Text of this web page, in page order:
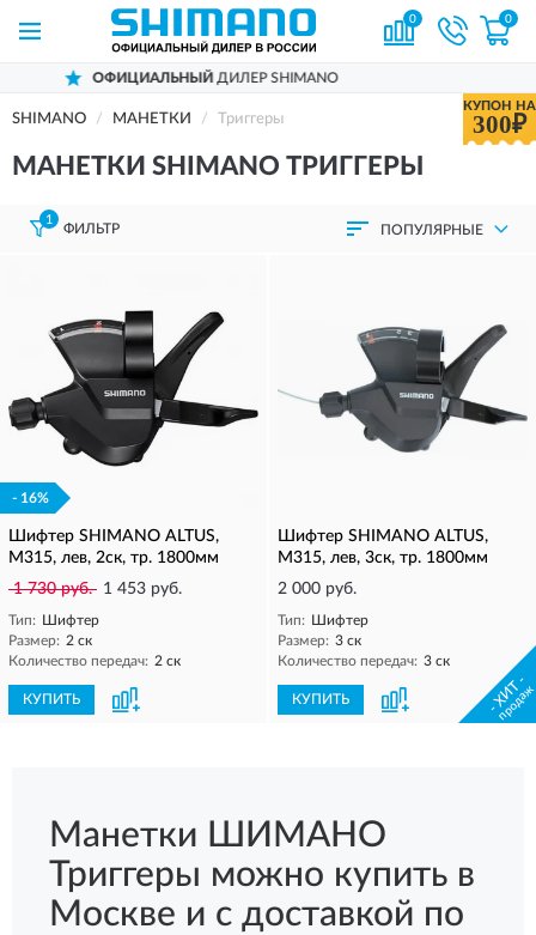
0 0
ОФИЦИАЛЬНЫЙДИЛЕР SHIMANO
КУПОН НА
300₽
SHIMANO МАНЕТКИ Триггеры
МАНЕТКИ SHIMANO ТРИГГЕРЫ
1
ФИЛЬТР ПОПУЛЯРНЫЕ
- 16%
Шифтер SHIMANO ALTUS,
M315, лев, 2ск, тр. 1800мм
1 730 руб. 1 453 руб.
Тип: Шифтер
Размер: 2 ск
Количество передач: 2 ск
КУПИТЬ
Шифтер SHIMANO ALTUS,
M315, лев, 3ск, тр. 1800мм
2 000 руб.
Тип: Шифтер
Размер: 3 ск
Количество передач: 3 ск
КУПИТЬ - ХИТ -
продаж
Манетки ШИМАНО
Триггеры можно купить в
Москве и с доставкой по